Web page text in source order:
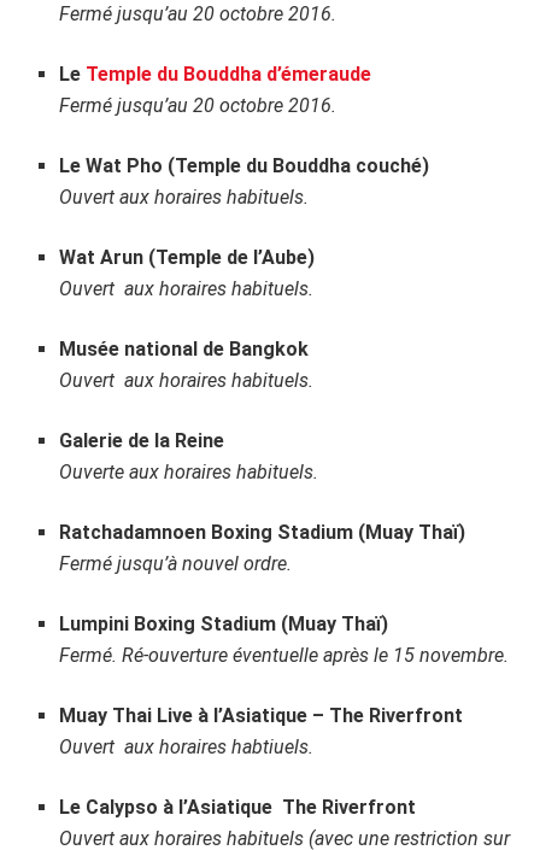
Fermé jusqu’au 20 octobre 2016.
Le Temple du Bouddha d’émeraude
Fermé jusqu’au 20 octobre 2016.
Le Wat Pho (Temple du Bouddha couché)
Ouvert aux horaires habituels.
Wat Arun (Temple de l’Aube)
Ouvert aux horaires habituels.
Musée national de Bangkok
Ouvert aux horaires habituels.
Galerie de la Reine
Ouverte aux horaires habituels.
Ratchadamnoen Boxing Stadium (Muay Thaï)
Fermé jusqu’à nouvel ordre.
Lumpini Boxing Stadium (Muay Thaï)
Fermé. Ré-ouverture éventuelle après le 15 novembre.
Muay Thai Live à l’Asiatique – The Riverfront
Ouvert aux horaires habtiuels.
Le Calypso à l’Asiatique The Riverfront
Ouvert aux horaires habituels (avec une restriction sur